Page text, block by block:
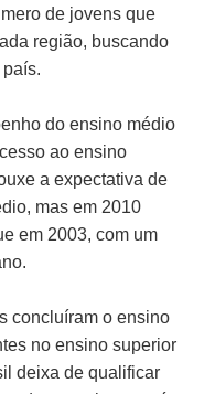
de jovens que
região, buscando
do ensino médio
ao ensino
a expectativa de
mas em 2010
em 2003, com um
concluíram o ensino
no ensino superior
deixa de qualificar